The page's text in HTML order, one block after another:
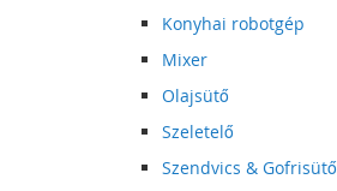
Konyhai robotgép
Mixer
Olajsütő
Szeletelő
Szendvics & Gofrisütő